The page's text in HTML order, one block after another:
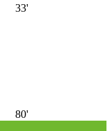
33'
80'